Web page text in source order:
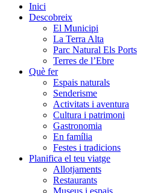
Inici
Descobreix
El Municipi
La Terra Alta
Parc Natural Els Ports
Terres de l’Ebre
Què fer
Espais naturals
Senderisme
Activitats i aventura
Cultura i patrimoni
Gastronomia
En família
Festes i tradicions
Planifica el teu viatge
Allotjaments
Restaurants
Museus i espais